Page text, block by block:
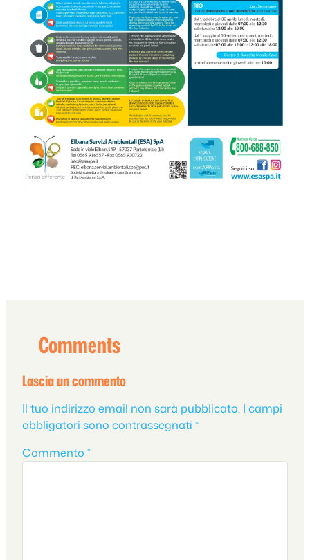
Comments
Lascia un commento
Il tuo indirizzo email non sarà pubblicato. I campi
obbligatori sono contrassegnati *
Commento *